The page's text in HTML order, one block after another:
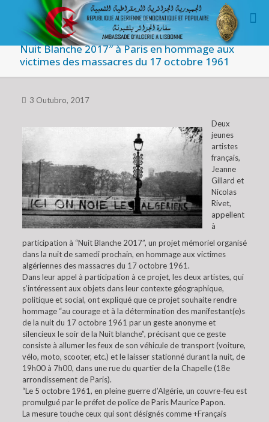
Nuit Blanche 2017″ à Paris en hommage aux
victimes des massacres du 17 octobre 1961
3 Outubro, 2017
Deux
jeunes
artistes
français,
Jeanne
Gillard et
Nicolas
Rivet,
appellent
à
participation à “Nuit Blanche 2017”, un projet mémoriel organisé
dans la nuit de samedi prochain, en hommage aux victimes
algériennes des massacres du 17 octobre 1961.
Dans leur appel à participation à ce projet, les deux artistes, qui
s’intéressent aux objets dans leur contexte géographique,
politique et social, ont expliqué que ce projet souhaite rendre
hommage “au courage et à la détermination des manifestant(e)s
de la nuit du 17 octobre 1961 par un geste anonyme et
silencieux le soir de la Nuit blanche”, précisant que ce geste
consiste à allumer les feux de son véhicule de transport (voiture,
vélo, moto, scooter, etc.) et le laisser stationné durant la nuit, de
19h00 à 7h00, dans une rue du quartier de la Chapelle (18e
arrondissement de Paris).
“Le 5 octobre 1961, en pleine guerre d’Algérie, un couvre-feu est
promulgué par le préfet de police de Paris Maurice Papon.
La mesure touche ceux qui sont désignés comme +Français